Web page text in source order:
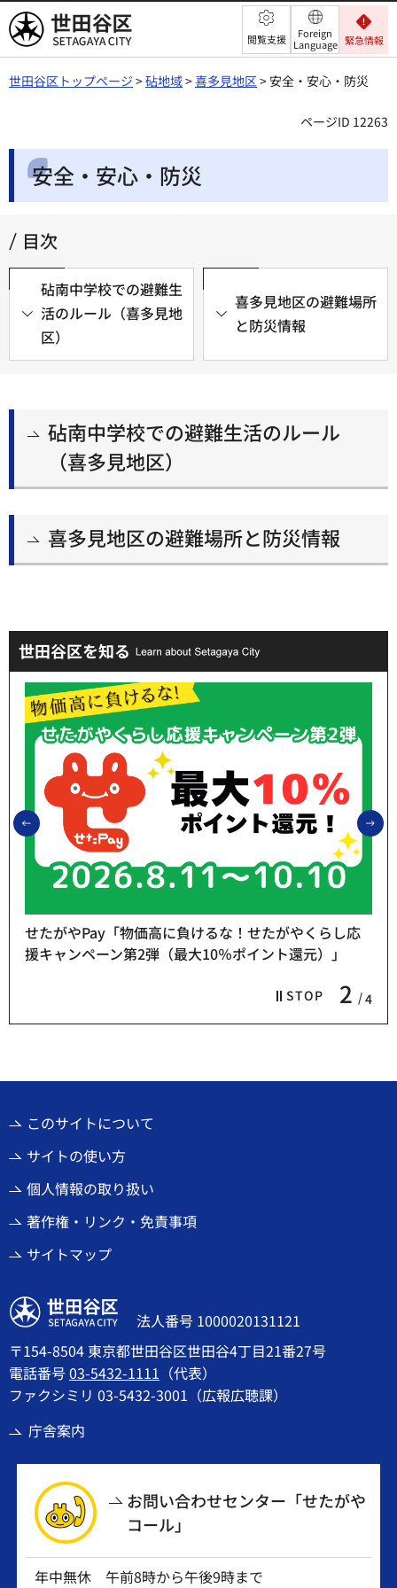
世田谷区 閲覧支援
Foreign
Language 緊急情報
世田谷区トップページ >砧地域>喜多見地区> 安全・安心・防災
ページID 12263
安全・安心・防災
目次
砧南中学校での避難生
活のルール（喜多見地
区）
喜多見地区の避難場所
と防災情報
砧南中学校での避難生活のルール
（喜多見地区）
喜多見地区の避難場所と防災情報
世田谷区を知る
前のスライドを表示
STOP 2 4
せたがやPay「物価高に負けるな！せたがやくらし応
援キャンペーン第2弾（最大10％ポイント還元）」
このサイトについて
サイトの使い方
個人情報の取り扱い
著作権・リンク・免責事項
サイトマップ
世田谷区
法人番号 1000020131121
〒154-8504 東京都世田谷区世田谷4丁目21番27号
電話番号03-5432-1111 （代表）
ファクシミリ 03-5432-3001（広報広聴課）
庁舎案内
お問い合わせセンター「せたがや
コール」
年中無休 午前8時から午後9時まで